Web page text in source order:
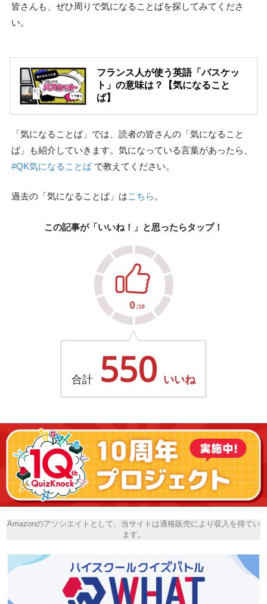
皆さんも、ぜひ周りで気になることばを探してみてくださ
い。
フランス人が使う英語「バスケッ
ト」の意味は？【気になること
ば】
「気になることば」では、読者の皆さんの「気になること
ば」も紹介していきます。気になっている言葉があったら、
#QK気になることばで教えてください。
過去の「気になることば」はこちら 。
この記事が「いいね！」と思ったらタップ！
合計 550 いいね
Amazonのアソシエイトとして、当サイトは適格販売により収入を得てい
ます。